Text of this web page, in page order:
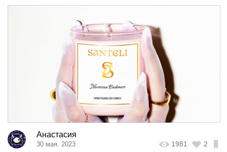
Анастасия
30 мая. 2023 1981 2